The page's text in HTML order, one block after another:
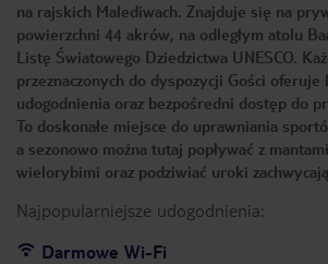
na rajskich Malediwach. Znajduje się na
powierzchni 44 akrów, na odległym atolu
Listę Światowego Dziedzictwa UNESCO.
przeznaczonych do dyspozycji Gości oferuje
udogodnienia oraz bezpośredni dostęp do
To doskonałe miejsce do uprawniania
a sezonowo można tutaj popływać z
wielorybimi oraz podziwiać uroki
Najpopularniejsze udogodnienia:
Darmowe Wi-Fi